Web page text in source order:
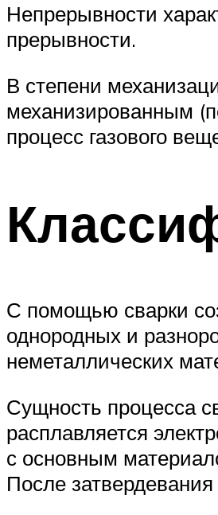
Непрерывности
прерывности.
В степени
механизированным
процесс газового
С помощью сварки
однородных и
неметаллических
Сущность процесса
расплавляется
с основным
После